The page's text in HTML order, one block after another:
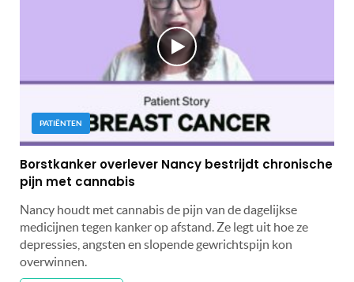
PATIËNTEN
Borstkanker overlever Nancy bestrijdt chronische
pijn met cannabis
Nancy houdt met cannabis de pijn van de dagelijkse
medicijnen tegen kanker op afstand. Ze legt uit hoe ze
depressies, angsten en slopende gewrichtspijn kon
overwinnen.